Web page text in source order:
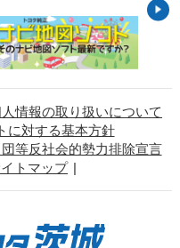
情報の取り扱いについて
に対する基本方針
等反社会的勢力排除宣言
トマップ